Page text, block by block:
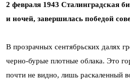
2 февраля 1943 Сталинградская
и ночей, завершилась победой
В прозрачных сентябрьских далях
черно-бурые плотные облака. Это
почти не видно, лишь раскаленный